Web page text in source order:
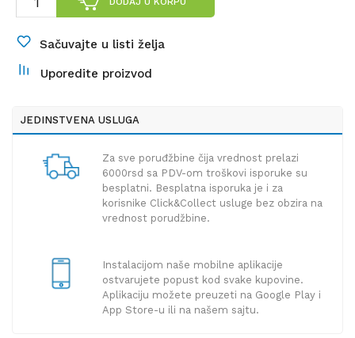
Sačuvajte u listi želja
Uporedite proizvod
JEDINSTVENA USLUGA
Za sve poruđžbine čija vrednost prelazi
6000rsd sa PDV-om troškovi isporuke su
besplatni. Besplatna isporuka je i za
korisnike Click&Collect usluge bez obzira na
vrednost porudžbine.
Instalacijom naše mobilne aplikacije
ostvarujete popust kod svake kupovine.
Aplikaciju možete preuzeti na Google Play i
App Store-u ili na našem sajtu.